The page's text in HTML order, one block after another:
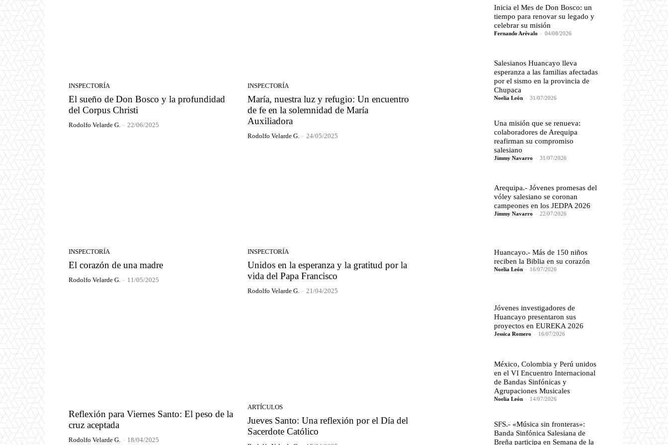
INSPECTORÍA
El sueño de Don Bosco y la profundidad
del Corpus Christi
Rodolfo Velarde G. - 22/06/2025
INSPECTORÍA
María, nuestra luz y refugio: Un encuentro
de fe en la solemnidad de María
Auxiliadora
Rodolfo Velarde G. - 24/05/2025
INSPECTORÍA
El corazón de una madre
Rodolfo Velarde G. - 11/05/2025
INSPECTORÍA
Unidos en la esperanza y la gratitud por la
vida del Papa Francisco
Rodolfo Velarde G. - 21/04/2025
Reflexión para Viernes Santo: El peso de la
cruz aceptada
Rodolfo Velarde G. - 18/04/2025
ARTÍCULOS
Jueves Santo: Una reflexión por el Día del
Sacerdote Católico
Inicia el Mes de Don Bosco: un
tiempo para renovar su legado y
celebrar su misión
Fernando Arévalo - 04/08/2026
Salesianos Huancayo lleva
esperanza a las familias afectadas
por el sismo en la provincia de
Chupaca
Noelia León - 31/07/2026
Una misión que se renueva:
colaboradores de Arequipa
reafirman su compromiso
salesiano
Jimmy Navarro - 31/07/2026
Arequipa.- Jóvenes promesas del
vóley salesiano se coronan
campeones en los JEDPA 2026
Jimmy Navarro - 22/07/2026
Huancayo.- Más de 150 niños
reciben la Biblia en su corazón
Noelia León - 16/07/2026
Jóvenes investigadores de
Huancayo presentaron sus
proyectos en EUREKA 2026
Jessica Romero - 16/07/2026
México, Colombia y Perú unidos
en el VI Encuentro Internacional
de Bandas Sinfónicas y
Agrupaciones Musicales
Noelia León - 14/07/2026
SFS.- «Música sin fronteras»:
Banda Sinfónica Salesiana de
Breña participa en Semana de la